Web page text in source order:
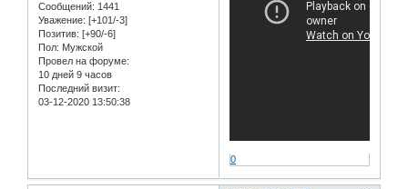
Сообщений: 1441
Уважение: [+101/-3]
Позитив: [+90/-6]
Пол: Мужской
Провел на форуме:
10 дней 9 часов
Последний визит:
03-12-2020 13:50:38
0